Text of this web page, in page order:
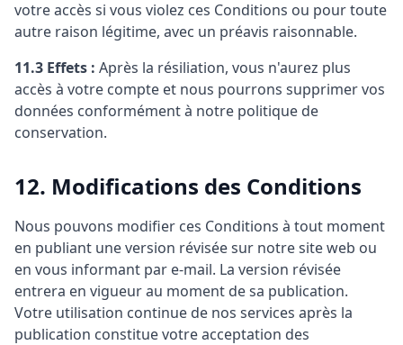
votre accès si vous violez ces Conditions ou pour toute
autre raison légitime, avec un préavis raisonnable.
11.3 Effets : Après la résiliation, vous n'aurez plus
accès à votre compte et nous pourrons supprimer vos
données conformément à notre politique de
conservation.
12. Modifications des Conditions
Nous pouvons modifier ces Conditions à tout moment
en publiant une version révisée sur notre site web ou
en vous informant par e-mail. La version révisée
entrera en vigueur au moment de sa publication.
Votre utilisation continue de nos services après la
publication constitue votre acceptation des